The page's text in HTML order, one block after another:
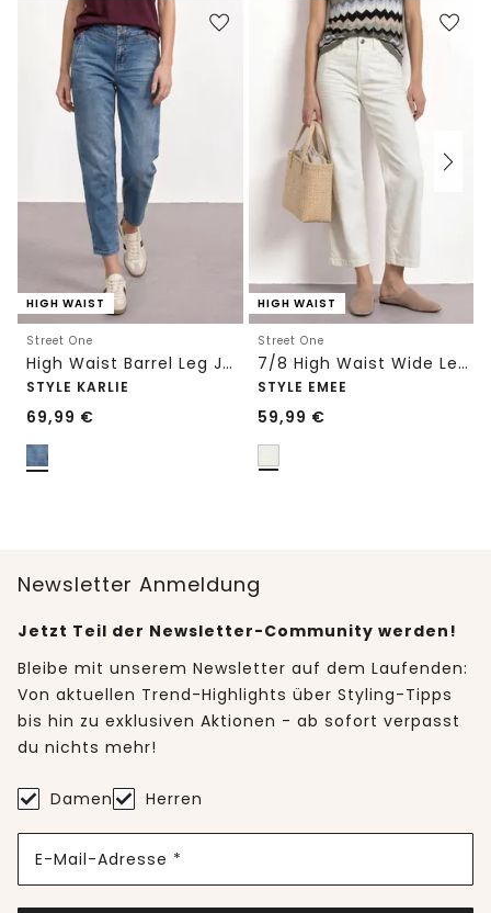
HIGH WAIST
Street One
High Waist Barrel Leg Jeans im Loose Fit
STYLE KARLIE
69,99 €
HIGH WAIST
Street One
7/8 High Waist Wide Leg Jeans im Loose Fit
STYLE EMEE
59,99 €
Newsletter Anmeldung
Jetzt Teil der Newsletter-Community werden!
Bleibe mit unserem Newsletter auf dem Laufenden:
Von aktuellen Trend-Highlights über Styling-Tipps
bis hin zu exklusiven Aktionen - ab sofort verpasst
du nichts mehr!
Damen Herren
E-Mail-Adresse *